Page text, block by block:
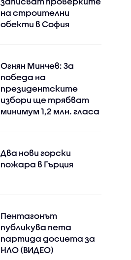
на строителни
обекти в София
Огнян Минчев: За
победа на
президентските
избори ще трябват
минимум 1,2 млн. гласа
Два нови горски
пожара в Гърция
Пентагонът
публикува пета
партида досиета за
НЛО (ВИДЕО)